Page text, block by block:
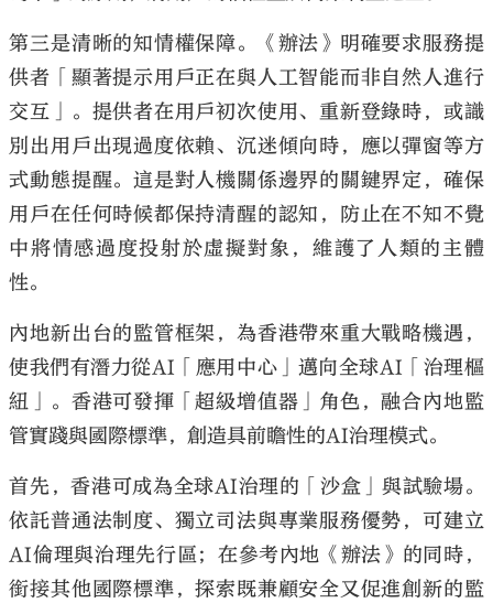
第三是清晰的知情權保障。《辦法》明確要求服務提
供者「顯著提示用戶正在與人工智能而非自然人進行
交互」。提供者在用戶初次使用、重新登錄時，或識
別出用戶出現過度依賴、沉迷傾向時，應以彈窗等方
式動態提醒。這是對人機關係邊界的關鍵界定，確保
用戶在任何時候都保持清醒的認知，防止在不知不覺
中將情感過度投射於虛擬對象，維護了人類的主體
性。
內地新出台的監管框架，為香港帶來重大戰略機遇，
使我們有潛力從AI「應用中心」邁向全球AI「治理樞
紐」。香港可發揮「超級增值器」角色，融合內地監
管實踐與國際標準，創造具前瞻性的AI治理模式。
首先，香港可成為全球AI治理的「沙盒」與試驗場。
依託普通法制度、獨立司法與專業服務優勢，可建立
AI倫理與治理先行區；在參考內地《辦法》的同時，
銜接其他國際標準，探索既兼顧安全又促進創新的監